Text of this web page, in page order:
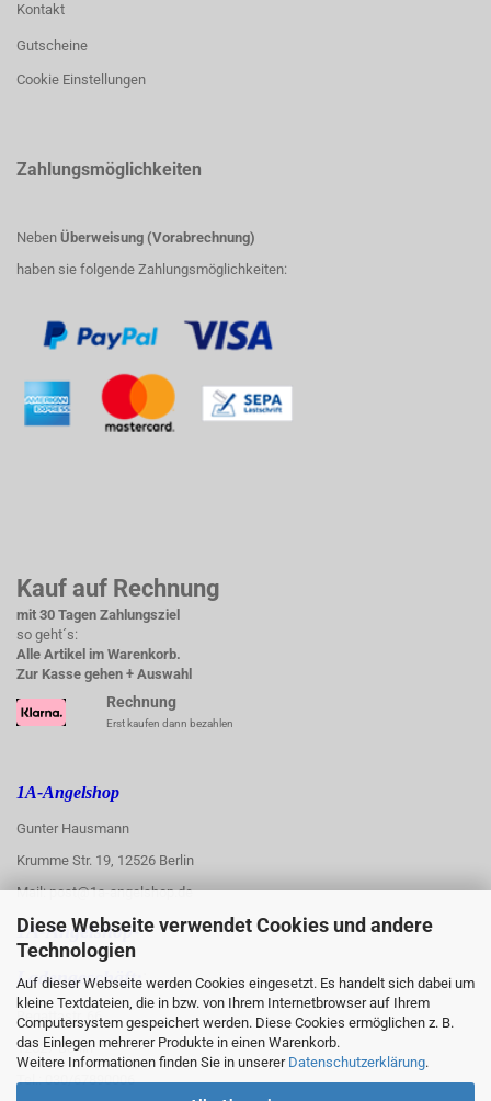
Diese Webseite verwendet Cookies und andere
Technologien
Auf dieser Webseite werden Cookies eingesetzt. Es handelt sich dabei um
kleine Textdateien, die in bzw. von Ihrem Internetbrowser auf Ihrem
Computersystem gespeichert werden. Diese Cookies ermöglichen z. B.
das Einlegen mehrerer Produkte in einen Warenkorb.
Weitere Informationen finden Sie in unserer Datenschutzerklärung.
Kontakt
Gutscheine
Cookie Einstellungen
Zahlungsmöglichkeiten
Neben Überweisung (Vorabrechnung)
haben sie folgende Zahlungsmöglichkeiten:
Kauf auf Rechnung
mit 30 Tagen Zahlungsziel
so geht´s:
Alle Artikel im Warenkorb.
Zur Kasse gehen + Auswahl
Rechnung
Erst kaufen dann bezahlen
1A-Angelshop
Gunter Hausmann
Krumme Str. 19, 12526 Berlin
Mail: post@1a-angelshop.de
1A-Angelshop-
Ladengeschäft::
Regattastr. 66
12527 Berlin
Tel.: 030/67890006